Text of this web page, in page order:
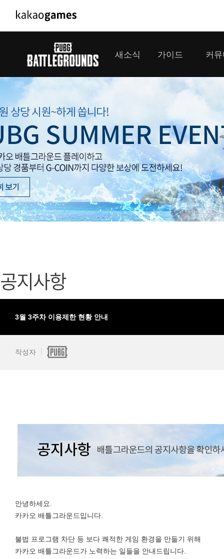
PC/모바일게임
도깨비의세계
아키에이지 워
아레스 : 라이즈 오브 가디언즈
배틀그라
패스 오브
패스 오브
모바일게임
우마무스메 프리티 더비
SMiniz
프렌즈팝콘
서비스
내정보
보안센터
새소식
이벤트
업데이트
대회소식
가이드 커
플레이
클랜
모집
공지사항
3월 3주차 이용제한 현황 안내
작성자
안녕하세요.
카카오 배틀그라운드입니다.
불법 프로그램 차단 등 보다 쾌적한 게임 환경을 만들기 위해
카카오 배틀그라운드가 노력하는 일들을 안내드립니다.